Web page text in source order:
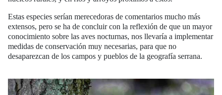
Estas especies serían merecedoras de comentarios mucho más
extensos, pero se ha de concluir con la reflexión de que un mayor
conocimiento sobre las aves nocturnas, nos llevaría a implementar
medidas de conservación muy necesarias, para que no
desaparezcan de los campos y pueblos de la geografía serrana.